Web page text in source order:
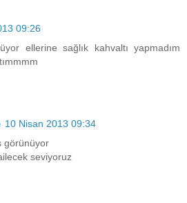
09:26
ellerine sağlık kahvaltı yapmadım
10 Nisan 2013 09:34
görünüyor
seviyoruz